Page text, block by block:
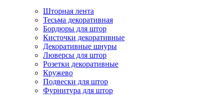
Шторная лента
Тесьма декоративная
Бордюры для штор
Кисточки декоративные
Декоративные шнуры
Люверсы для штор
Розетки декоративные
Кружево
Подвески для штор
Фурнитура для штор